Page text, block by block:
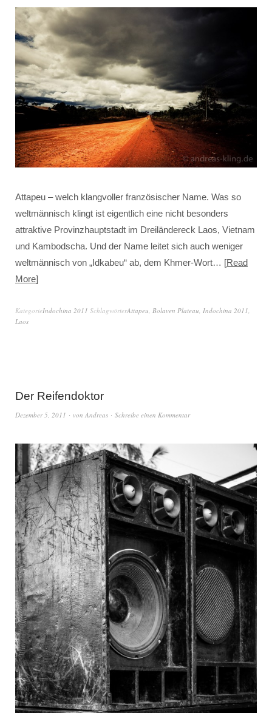
Attapeu – welch klangvoller französischer Name. Was so
weltmännisch klingt ist eigentlich eine nicht besonders
attraktive Provinzhauptstadt im Dreiländereck Laos, Vietnam
und Kambodscha. Und der Name leitet sich auch weniger
weltmännisch von „Idkabeu“ ab, dem Khmer-Wort…
Read
More
KategorieIndochina 2011 SchlagwörterAttapeu Bolaven Plateau Indochina 2011
Laos
Der Reifendoktor
Dezember 5, 2011 von Andreas Schreibe einen Kommentar